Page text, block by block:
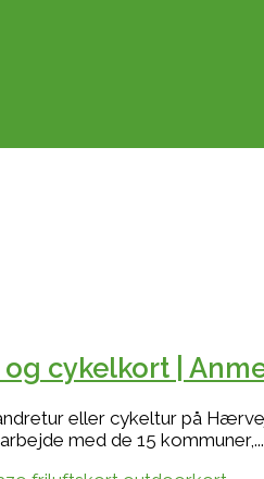
cykelkort |
eller cykeltur på
med de 15 kommuner,...